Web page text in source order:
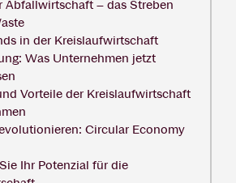
Abfallwirtschaft – das Streben
in der Kreislaufwirtschaft
Was Unternehmen jetzt
Vorteile der Kreislaufwirtschaft
Circular Economy
Ihr Potenzial für die